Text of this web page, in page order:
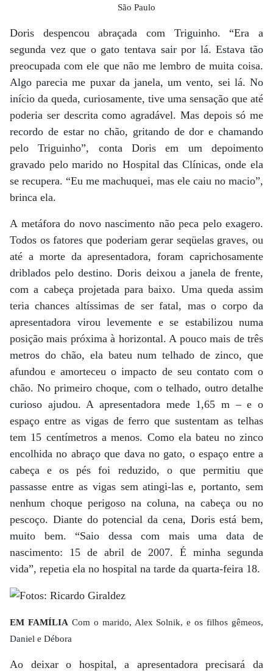
São Paulo
Doris despencou abraçada com Triguinho. “Era a
segunda vez que o gato tentava sair por lá. Estava tão
preocupada com ele que não me lembro de muita coisa.
Algo parecia me puxar da janela, um vento, sei lá. No
início da queda, curiosamente, tive uma sensação que até
poderia ser descrita como agradável. Mas depois só me
recordo de estar no chão, gritando de dor e chamando
pelo Triguinho”, conta Doris em um depoimento
gravado pelo marido no Hospital das Clínicas, onde ela
se recupera. “Eu me machuquei, mas ele caiu no macio”,
brinca ela.
A metáfora do novo nascimento não peca pelo exagero.
Todos os fatores que poderiam gerar seqüelas graves, ou
até a morte da apresentadora, foram caprichosamente
driblados pelo destino. Doris deixou a janela de frente,
com a cabeça projetada para baixo. Uma queda assim
teria chances altíssimas de ser fatal, mas o corpo da
apresentadora virou levemente e se estabilizou numa
posição mais próxima à horizontal. A pouco mais de três
metros do chão, ela bateu num telhado de zinco, que
afundou e amorteceu o impacto de seu contato com o
chão. No primeiro choque, com o telhado, outro detalhe
curioso ajudou. A apresentadora mede 1,65 m – e o
espaço entre as vigas de ferro que sustentam as telhas
tem 15 centímetros a menos. Como ela bateu no zinco
encolhida no abraço que dava no gato, o espaço entre a
cabeça e os pés foi reduzido, o que permitiu que
passasse entre as vigas sem atingi-las e, portanto, sem
nenhum choque perigoso na coluna, na cabeça ou no
pescoço. Diante do potencial da cena, Doris está bem,
muito bem. “Saio dessa com mais uma data de
nascimento: 15 de abril de 2007. É minha segunda
vida”, repetia ela no hospital na tarde da quarta-feira 18.
EM FAMÍLIA Com o marido, Alex Solnik, e os filhos gêmeos,
Daniel e Débora
Ao deixar o hospital, a apresentadora precisará da